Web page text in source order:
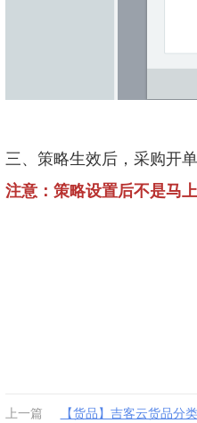
三、策略生效后，采购开
注意：策略设置后不是马
上一篇
【货品】吉客云货品分